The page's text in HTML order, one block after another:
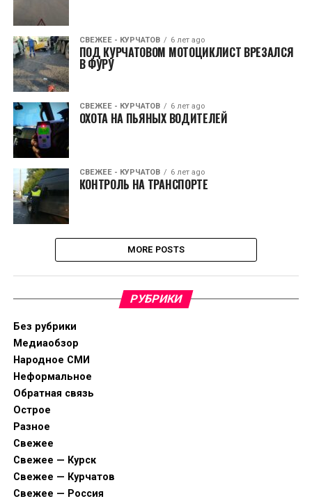
СВЕЖЕЕ - КУРЧАТОВ 6 лет ago
ПОД КУРЧАТОВОМ МОТОЦИКЛИСТ ВРЕЗАЛСЯ
В ФУРУ
СВЕЖЕЕ - КУРЧАТОВ 6 лет ago
ОХОТА НА ПЬЯНЫХ ВОДИТЕЛЕЙ
СВЕЖЕЕ - КУРЧАТОВ 6 лет ago
КОНТРОЛЬ НА ТРАНСПОРТЕ
MORE POSTS
РУБРИКИ
Без рубрики
Медиаобзор
Народное СМИ
Неформальное
Обратная связь
Острое
Разное
Свежее
Свежее — Курск
Свежее — Курчатов
Свежее — Россия